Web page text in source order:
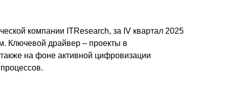
компании ITResearch, за IV квартал 2025
Ключевой драйвер – проекты в
на фоне активной цифровизации